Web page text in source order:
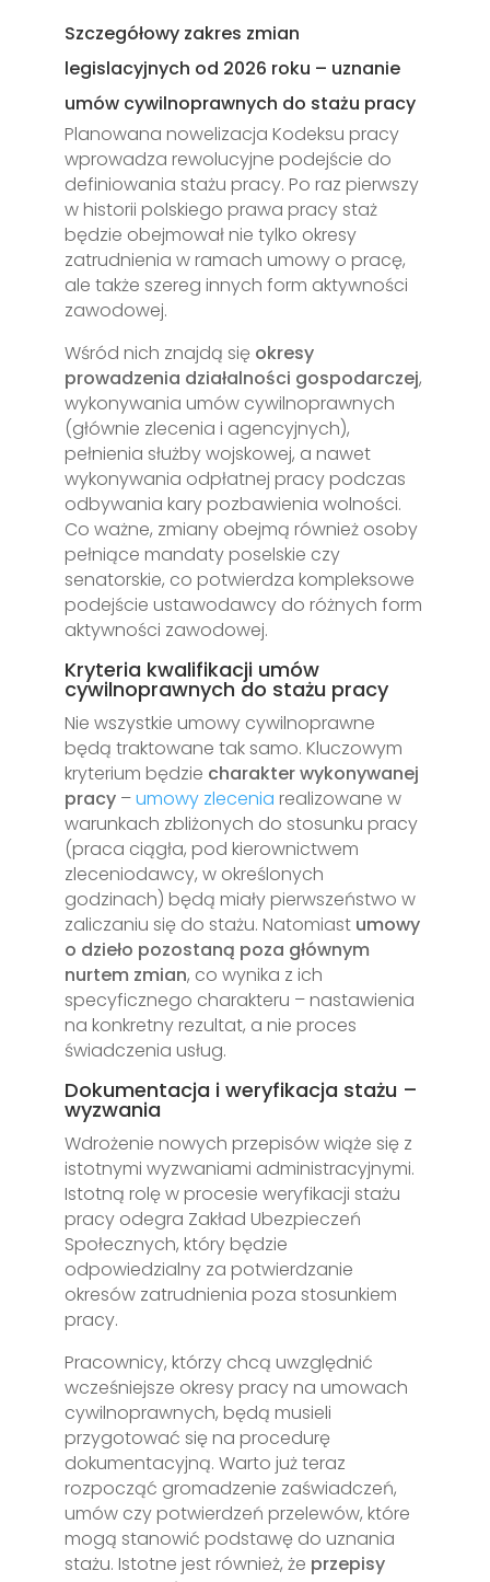
Szczegółowy zakres zmian
legislacyjnych od 2026 roku – uznanie
umów cywilnoprawnych do stażu pracy
Planowana nowelizacja Kodeksu pracy
wprowadza rewolucyjne podejście do
definiowania stażu pracy. Po raz pierwszy
w historii polskiego prawa pracy staż
będzie obejmował nie tylko okresy
zatrudnienia w ramach umowy o pracę,
ale także szereg innych form aktywności
zawodowej.
Wśród nich znajdą się okresy
prowadzenia działalności gospodarczej,
wykonywania umów cywilnoprawnych
(głównie zlecenia i agencyjnych),
pełnienia służby wojskowej, a nawet
wykonywania odpłatnej pracy podczas
odbywania kary pozbawienia wolności.
Co ważne, zmiany obejmą również osoby
pełniące mandaty poselskie czy
senatorskie, co potwierdza kompleksowe
podejście ustawodawcy do różnych form
aktywności zawodowej.
Kryteria kwalifikacji umów
cywilnoprawnych do stażu pracy
Nie wszystkie umowy cywilnoprawne
będą traktowane tak samo. Kluczowym
kryterium będzie charakter wykonywanej
pracy –umowy zlecenia realizowane w
warunkach zbliżonych do stosunku pracy
(praca ciągła, pod kierownictwem
zleceniodawcy, w określonych
godzinach) będą miały pierwszeństwo w
zaliczaniu się do stażu. Natomiast umowy
o dzieło pozostaną poza głównym
nurtem zmian, co wynika z ich
specyficznego charakteru – nastawienia
na konkretny rezultat, a nie proces
świadczenia usług.
Dokumentacja i weryfikacja stażu –
wyzwania
Wdrożenie nowych przepisów wiąże się z
istotnymi wyzwaniami administracyjnymi.
Istotną rolę w procesie weryfikacji stażu
pracy odegra Zakład Ubezpieczeń
Społecznych, który będzie
odpowiedzialny za potwierdzanie
okresów zatrudnienia poza stosunkiem
pracy.
Pracownicy, którzy chcą uwzględnić
wcześniejsze okresy pracy na umowach
cywilnoprawnych, będą musieli
przygotować się na procedurę
dokumentacyjną. Warto już teraz
rozpocząć gromadzenie zaświadczeń,
umów czy potwierdzeń przelewów, które
mogą stanowić podstawę do uznania
stażu. Istotne jest również, że przepisy